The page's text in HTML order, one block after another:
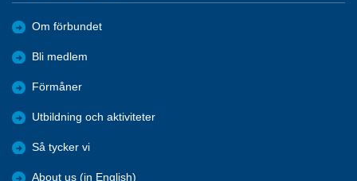
Om förbundet
Bli medlem
Förmåner
Utbildning och aktiviteter
Så tycker vi
About us (in English)